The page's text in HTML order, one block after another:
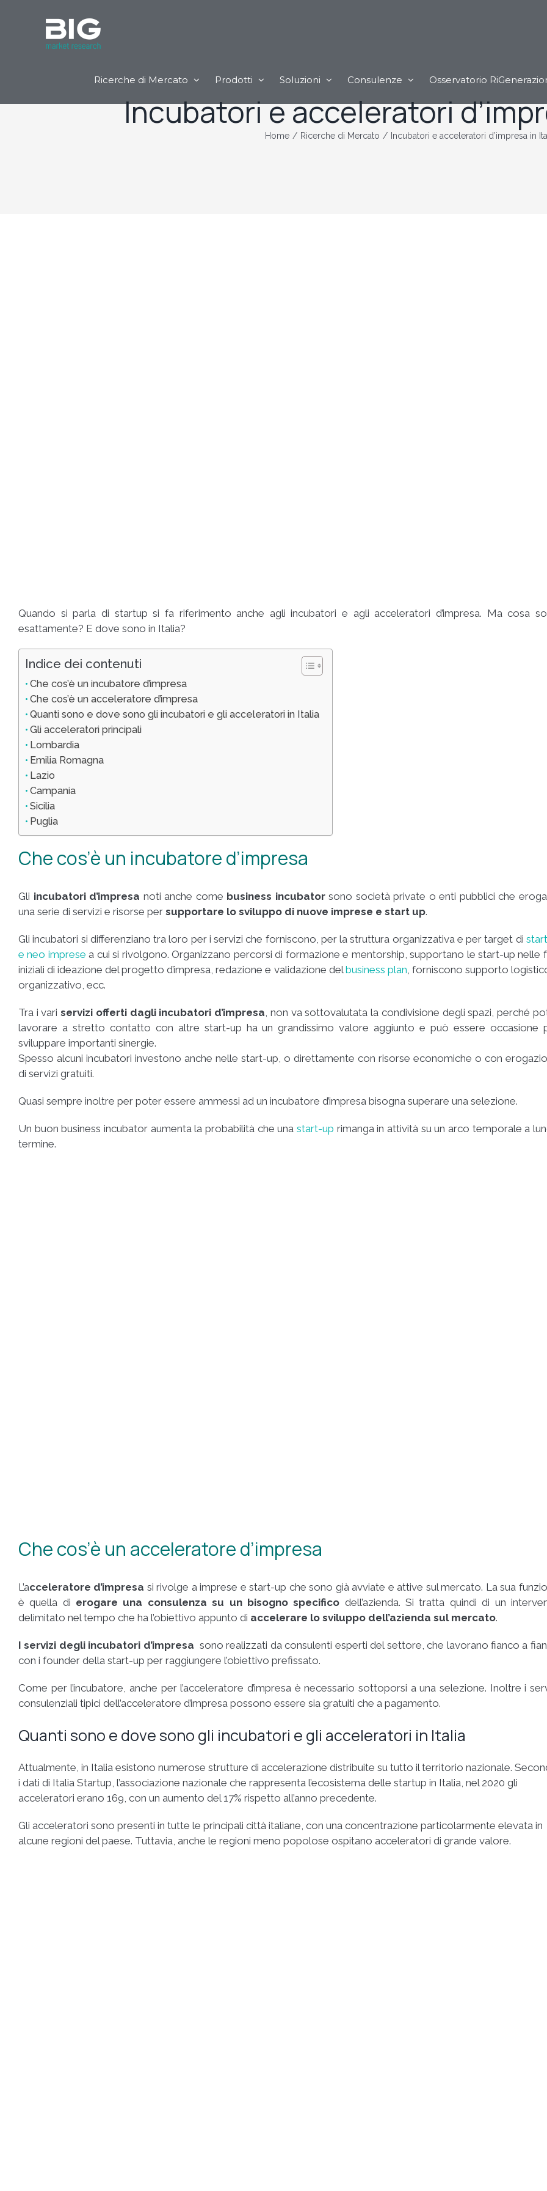
Ricerche di Mercato Prodotti Soluzioni Consulenze Osservatorio
Incubatori e acceleratori
Home / Ricerche di Mercato / Incubatori e acceleratori d’impresa in
Quando si parla di startup si fa riferimento anche agli incubatori e agli acceleratori d’impresa. Ma cosa
esattamente? E dove sono in Italia?
Indice dei contenuti
Che cos’è un incubatore d’impresa
Che cos’è un acceleratore d’impresa
Quanti sono e dove sono gli incubatori e gli acceleratori in Italia
Gli acceleratori principali
Lombardia
Emilia Romagna
Lazio
Campania
Sicilia
Puglia
Che cos’è un incubatore d’impresa
Gli incubatori d’impresa noti anche come business incubatorsono società private o enti pubblici che
una serie di servizi e risorse per supportare lo sviluppo di nuove imprese e start up.
Gli incubatori si differenziano tra loro per i servizi che forniscono, per la struttura organizzativa e per target di
e neo imprese a cui si rivolgono.Organizzano percorsi di formazione e mentorship, supportano le start-up nelle
iniziali di ideazione del progetto d’impresa, redazione e validazione del business plan , forniscono supporto
organizzativo, ecc.
Tra i variservizi offerti dagli incubatori d’impresa , non va sottovalutata la condivisione degli spazi, perché
lavorare a stretto contatto con altre start-up ha un grandissimo valore aggiunto e può essere occasione
sviluppare importanti sinergie.
Spesso alcuni incubatori investono anche nelle start-up, o direttamente con risorse economiche o con
di servizi gratuiti.
Quasi sempre inoltre per poter essere ammessi ad un incubatore d’impresa bisogna superare una selezione.
Un buon business incubator aumenta la probabilità che una start-up rimanga in attività su un arco temporale a
termine.
Che cos’è un acceleratore d’impresa
L’acceleratore d’impresa si rivolge a imprese e start-up che sono già avviate e attive sul mercato. La sua
è quella di erogare una consulenza su un bisogno specifico dell’azienda. Si tratta quindi di un
delimitato nel tempo che ha l’obiettivo appunto di accelerare lo sviluppo dell’azienda sul mercato.
I servizi degli incubatori d’impresa sono realizzati da consulenti esperti del settore, che lavorano fianco a
con i founder della start-up per raggiungere l’obiettivo prefissato.
Come per l’incubatore, anche per l’acceleratore d’impresa è necessario sottoporsi a una selezione. Inoltre i
consulenziali tipici dell’acceleratore d’impresa possono essere sia gratuiti che a pagamento.
Quanti sono e dove sono gli incubatori e gli acceleratori in Italia
Attualmente, in Italia esistono numerose strutture di accelerazione distribuite su tutto il territorio nazionale.
i dati di Italia Startup, l’associazione nazionale che rappresenta l’ecosistema delle startup in Italia, nel 2020 gli
acceleratori erano 169, con un aumento del 17% rispetto all’anno precedente.
Gli acceleratori sono presenti in tutte le principali città italiane, con una concentrazione particolarmente elevata in
alcune regioni del paese. Tuttavia, anche le regioni meno popolose ospitano acceleratori di grande valore.